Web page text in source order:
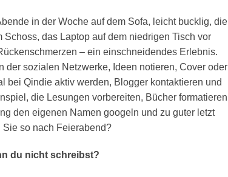
in der Woche auf dem Sofa, leicht bucklig, die
Schoss, das Laptop auf dem niedrigen Tisch vor
– ein einschneidendes Erlebnis.
der sozialen Netzwerke, Ideen notieren, Cover oder
bei Qindie aktiv werden, Blogger kontaktieren und
die Lesungen vorbereiten, Bücher formatieren
den eigenen Namen googeln und zu guter letzt
so nach Feierabend?
du nicht schreibst?